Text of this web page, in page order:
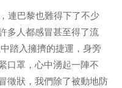
連巴黎也難得下了不少
多人都感冒甚至得了流
踏入擁擠的捷運，身旁
口罩，心中湧起一陣不
徵狀，我們除了被動地防